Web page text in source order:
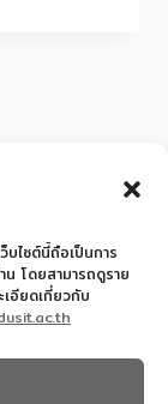
บไซต์นี้ถือเป็นการ
โดยสามารถดูราย
อียดเกี่ยวกับ